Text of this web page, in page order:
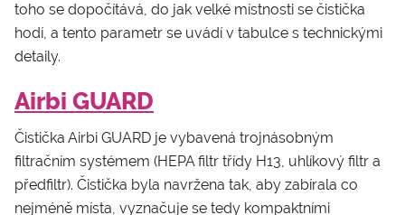
toho se dopočítává, do jak velké místnosti se čistička
hodí, a tento parametr se uvádí v tabulce s technickými
detaily.
Airbi GUARD
Čistička Airbi GUARD je vybavená trojnásobným
filtračním systémem (HEPA filtr třídy H13, uhlíkový filtr a
předfiltr). Čistička byla navržena tak, aby zabírala co
nejméně místa, vyznačuje se tedy kompaktními